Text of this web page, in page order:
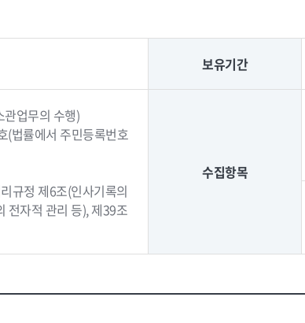
보유기간
관업무의 수행)
(법률에서 주민등록번호
규정 제6조(인사기록의
전자적 관리 등), 제39조
수집항목